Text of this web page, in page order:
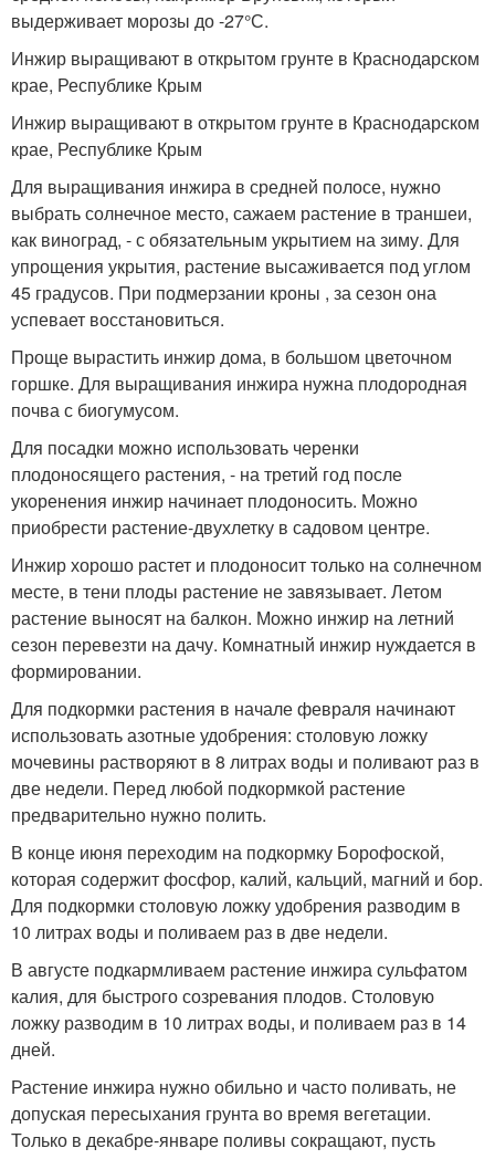
выдерживает морозы до -27°С.
Инжир выращивают в открытом грунте в Краснодарском
крае, Республике Крым
Инжир выращивают в открытом грунте в Краснодарском
крае, Республике Крым
Для выращивания инжира в средней полосе, нужно
выбрать солнечное место, сажаем растение в траншеи,
как виноград, - с обязательным укрытием на зиму. Для
упрощения укрытия, растение высаживается под углом
45 градусов. При подмерзании кроны , за сезон она
успевает восстановиться.
Проще вырастить инжир дома, в большом цветочном
горшке. Для выращивания инжира нужна плодородная
почва с биогумусом.
Для посадки можно использовать черенки
плодоносящего растения, - на третий год после
укоренения инжир начинает плодоносить. Можно
приобрести растение-двухлетку в садовом центре.
Инжир хорошо растет и плодоносит только на солнечном
месте, в тени плоды растение не завязывает. Летом
растение выносят на балкон. Можно инжир на летний
сезон перевезти на дачу. Комнатный инжир нуждается в
формировании.
Для подкормки растения в начале февраля начинают
использовать азотные удобрения: столовую ложку
мочевины растворяют в 8 литрах воды и поливают раз в
две недели. Перед любой подкормкой растение
предварительно нужно полить.
В конце июня переходим на подкормку Борофоской,
которая содержит фосфор, калий, кальций, магний и бор.
Для подкормки столовую ложку удобрения разводим в
10 литрах воды и поливаем раз в две недели.
В августе подкармливаем растение инжира сульфатом
калия, для быстрого созревания плодов. Столовую
ложку разводим в 10 литрах воды, и поливаем раз в 14
дней.
Растение инжира нужно обильно и часто поливать, не
допуская пересыхания грунта во время вегетации.
Только в декабре-январе поливы сокращают, пусть